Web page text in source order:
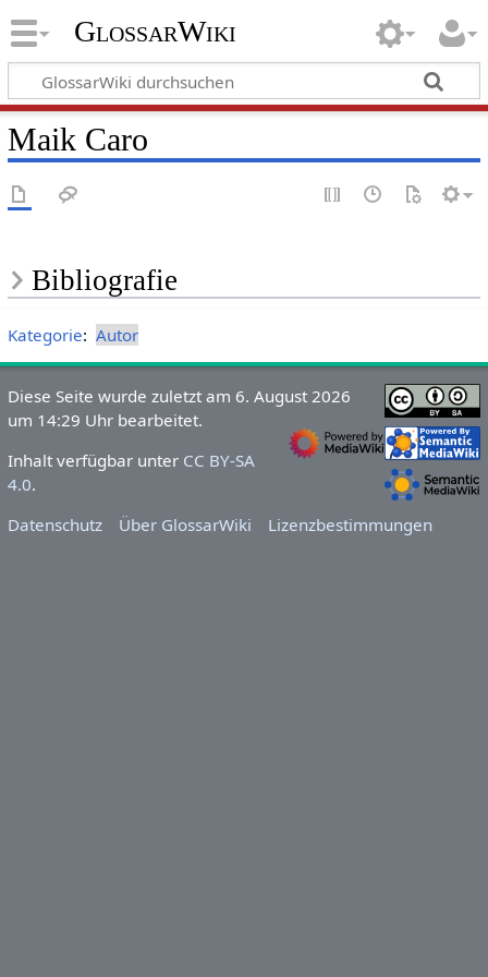
GlossarWiki
Maik Caro
Bibliografie
Kategorie: Autor
Diese Seite wurde zuletzt am 6. August 2026
um 14:29 Uhr bearbeitet.
Inhalt verfügbar unter CC BY-SA
4.0.
Datenschutz
Über GlossarWiki Lizenzbestimmungen